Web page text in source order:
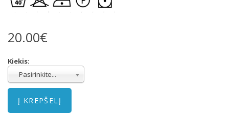
20.00€
Kiekis:
Pasirinkite...